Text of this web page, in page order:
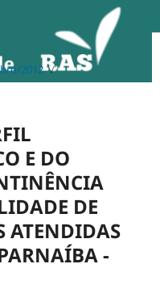
2012 /
E DO
DE
ATENDIDAS
-